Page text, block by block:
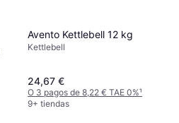
Avento Kettlebell 12 kg
Kettlebell
24,67 €
O 3 pagos de 8,22 € TAE 0%¹
9+ tiendas